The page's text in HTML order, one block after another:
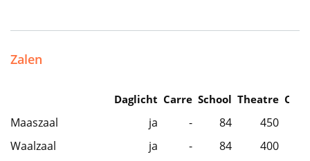
Zalen
Daglicht Carre School Theatre
Maaszaal ja - 84 450
Waalzaal
ja - 84 400